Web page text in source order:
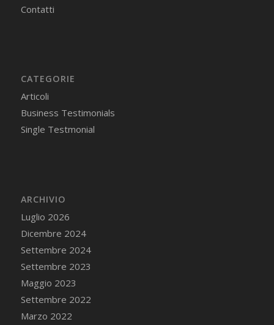
Contatti
CATEGORIE
Articoli
Business Testimonials
Single Testmonial
ARCHIVIO
Luglio 2026
Dicembre 2024
Settembre 2024
Settembre 2023
Maggio 2023
Settembre 2022
Marzo 2022